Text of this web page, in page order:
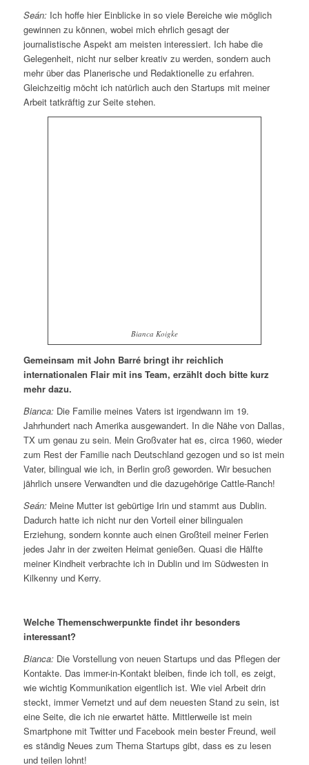
Seán:Ich hoffe hier Einblicke in so viele Bereiche wie möglich
gewinnen zu können, wobei mich ehrlich gesagt der
journalistische Aspekt am meisten interessiert. Ich habe die
Gelegenheit, nicht nur selber kreativ zu werden, sondern auch
mehr über das Planerische und Redaktionelle zu erfahren.
Gleichzeitig möcht ich natürlich auch den Startups mit meiner
Arbeit tatkräftig zur Seite stehen.
Bianca Koigke
Gemeinsam mit John Barré bringt ihr reichlich
internationalen Flair mit ins Team, erzählt doch bitte kurz
mehr dazu.
Bianca:Die Familie meines Vaters ist irgendwann im 19.
Jahrhundert nach Amerika ausgewandert. In die Nähe von Dallas,
TX um genau zu sein. Mein Großvater hat es, circa 1960, wieder
zum Rest der Familie nach Deutschland gezogen und so ist mein
Vater, bilingual wie ich, in Berlin groß geworden. Wir besuchen
jährlich unsere Verwandten und die dazugehörige Cattle-Ranch!
Seán:Meine Mutter ist gebürtige Irin und stammt aus Dublin.
Dadurch hatte ich nicht nur den Vorteil einer bilingualen
Erziehung, sondern konnte auch einen Großteil meiner Ferien
jedes Jahr in der zweiten Heimat genießen. Quasi die Hälfte
meiner Kindheit verbrachte ich in Dublin und im Südwesten in
Kilkenny und Kerry.
Welche Themenschwerpunkte findet ihr besonders
interessant?
Bianca:Die Vorstellung von neuen Startups und das Pflegen der
Kontakte. Das immer-in-Kontakt bleiben, finde ich toll, es zeigt,
wie wichtig Kommunikation eigentlich ist. Wie viel Arbeit drin
steckt, immer Vernetzt und auf dem neuesten Stand zu sein, ist
eine Seite, die ich nie erwartet hätte. Mittlerweile ist mein
Smartphone mit Twitter und Facebook mein bester Freund, weil
es ständig Neues zum Thema Startups gibt, dass es zu lesen
und teilen lohnt!